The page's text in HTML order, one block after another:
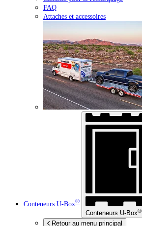
FAQ
Attaches et accessoires
Conteneurs U-Box®
Conteneurs U-Box®
Retour au menu principal